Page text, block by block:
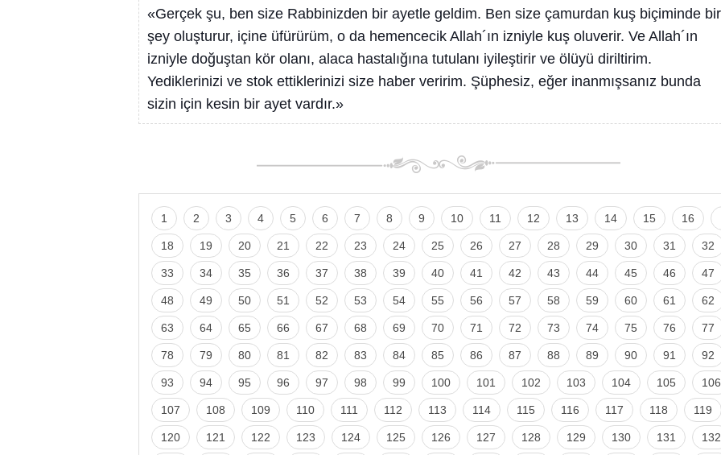
«Gerçek şu, ben size Rabbinizden bir ayetle geldim. Ben size çamurdan kuş biçiminde bir
şey oluşturur, içine üfürürüm, o da hemencecik Allah´ın izniyle kuş oluverir. Ve Allah´ın
izniyle doğuştan kör olanı, alaca hastalığına tutulanı iyileştirir ve ölüyü diriltirim.
Yediklerinizi ve stok ettiklerinizi size haber veririm. Şüphesiz, eğer inanmışsanız bunda
sizin için kesin bir ayet vardır.»
1 2 3 4 5 6 7 8 9 10 11 12 13 14 15 16
18 19 20 21 22 23 24 25 26 27 28 29 30 31 32
33 34 35 36 37 38 39 40 41 42 43 44 45 46 47
48 49 50 51 52 53 54 55 56 57 58 59 60 61 62
63 64 65 66 67 68 69 70 71 72 73 74 75 76 77
78 79 80 81 82 83 84 85 86 87 88 89 90 91 92
93 94 95 96 97 98 99 100 101 102 103 104 105 106
107 108 109 110 111 112 113 114 115 116 117 118 119
120 121 122 123 124 125 126 127 128 129 130 131 132